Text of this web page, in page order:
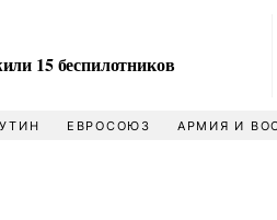
15 беспилотников
ЕВРОСОЮЗ АРМИЯ И